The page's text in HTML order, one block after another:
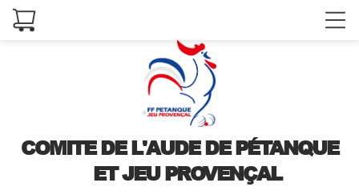
COMITE DE L'AUDE DE PÉTANQUE
ET JEU PROVENÇAL